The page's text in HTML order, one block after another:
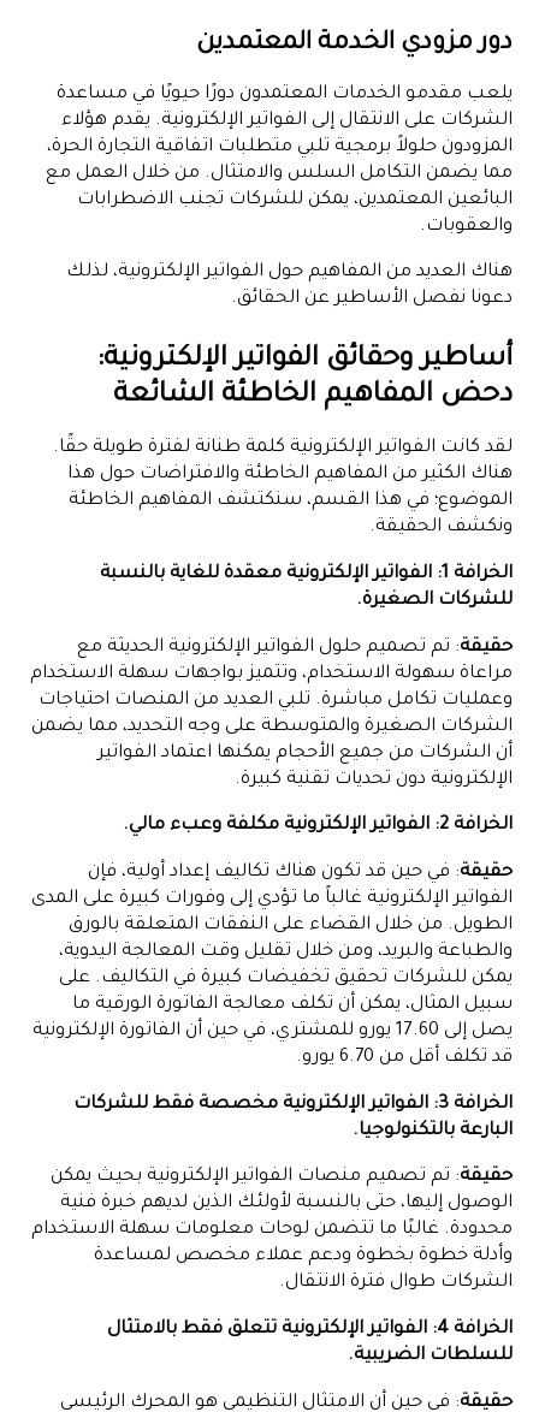
دور مزودي الخدمة المعتمدين
يلعب مقدمو الخدمات المعتمدون دورًا حيويًا في مساعدة
الشركات على الانتقال إلى الفواتير الإلكترونية. يقدم هؤلاء
المزودون حلولاً برمجية تلبي متطلبات اتفاقية التجارة الحرة،
مما يضمن التكامل السلس والامتثال. من خلال العمل مع
البائعين المعتمدين، يمكن للشركات تجنب الاضطرابات
والعقوبات.
هناك العديد من المفاهيم حول الفواتير الإلكترونية، لذلك
دعونا نفصل الأساطير عن الحقائق.
أساطير وحقائق الفواتير الإلكترونية:
دحض المفاهيم الخاطئة الشائعة
لقد كانت الفواتير الإلكترونية كلمة طنانة لفترة طويلة حقًا.
هناك الكثير من المفاهيم الخاطئة والافتراضات حول هذا
الموضوع؛ في هذا القسم، سنكتشف المفاهيم الخاطئة
ونكشف الحقيقة.
الخرافة 1: الفواتير الإلكترونية معقدة للغاية بالنسبة
للشركات الصغيرة.
حقيقة: تم تصميم حلول الفواتير الإلكترونية الحديثة مع
مراعاة سهولة الاستخدام، وتتميز بواجهات سهلة الاستخدام
وعمليات تكامل مباشرة. تلبي العديد من المنصات احتياجات
الشركات الصغيرة والمتوسطة على وجه التحديد، مما يضمن
أن الشركات من جميع الأحجام يمكنها اعتماد الفواتير
الإلكترونية دون تحديات تقنية كبيرة.
الخرافة 2: الفواتير الإلكترونية مكلفة وعبء مالي.
حقيقة: في حين قد تكون هناك تكاليف إعداد أولية، فإن
الفواتير الإلكترونية غالباً ما تؤدي إلى وفورات كبيرة على المدى
الطويل. من خلال القضاء على النفقات المتعلقة بالورق
والطباعة والبريد، ومن خلال تقليل وقت المعالجة اليدوية،
يمكن للشركات تحقيق تخفيضات كبيرة في التكاليف. على
سبيل المثال، يمكن أن تكلف معالجة الفاتورة الورقية ما
يصل إلى 17.60 يورو للمشتري، في حين أن الفاتورة الإلكترونية
قد تكلف أقل من 6.70 يورو.
الخرافة 3: الفواتير الإلكترونية مخصصة فقط للشركات
البارعة بالتكنولوجيا.
حقيقة: تم تصميم منصات الفواتير الإلكترونية بحيث يمكن
الوصول إليها، حتى بالنسبة لأولئك الذين لديهم خبرة فنية
محدودة. غالبًا ما تتضمن لوحات معلومات سهلة الاستخدام
وأدلة خطوة بخطوة ودعم عملاء مخصص لمساعدة
الشركات طوال فترة الانتقال.
الخرافة 4: الفواتير الإلكترونية تتعلق فقط بالامتثال
للسلطات الضريبية.
حقيقة: في حين أن الامتثال التنظيمي هو المحرك الرئيسي